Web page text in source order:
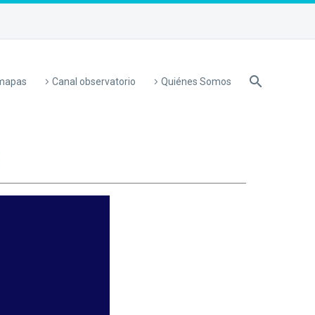
Canal observatorio Quiénes Somos